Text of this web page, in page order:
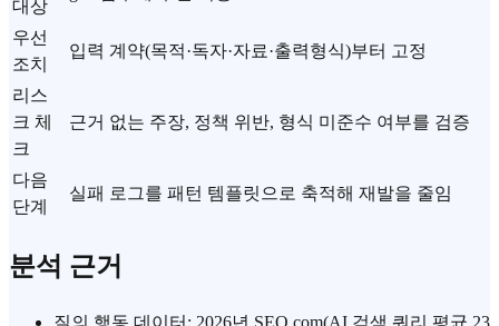
대상
우선
조치
입력 계약(목적·독자·자료·출력형식)부터 고정
리스
크 체
크
근거 없는 주장, 정책 위반, 형식 미준수 여부를 검증
다음
단계
실패 로그를 패턴 템플릿으로 축적해 재발을 줄임
분석 근거
질의 행동 데이터: 2026년 SEO.com(AI 검색 쿼리 평균 23